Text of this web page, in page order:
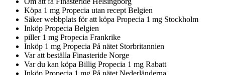
Köpa 1 mg Propecia utan recept Belgien
Säker webbplats för att köpa Propecia 1 mg Stockholm
Inköp Propecia Belgien
piller 1 mg Propecia Frankrike
Inköp 1 mg Propecia På nätet Storbritannien
Var att beställa Finasteride Norge
Var du kan köpa Billig Propecia 1 mg Rabatt
Inköp Propecia 1 mg På nätet Nederländerna